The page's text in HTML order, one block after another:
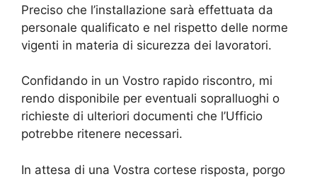
Preciso che l’installazione sarà effettuata da
personale qualificato e nel rispetto delle norme
vigenti in materia di sicurezza dei lavoratori.
Confidando in un Vostro rapido riscontro, mi
rendo disponibile per eventuali sopralluoghi o
richieste di ulteriori documenti che l’Ufficio
potrebbe ritenere necessari.
In attesa di una Vostra cortese risposta, porgo